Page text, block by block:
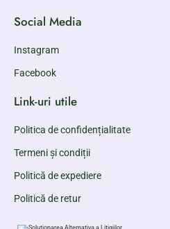
Social Media
Instagram
Facebook
Link-uri utile
Politica de confidențialitate
Termeni și condiții
Politică de expediere
Politică de retur